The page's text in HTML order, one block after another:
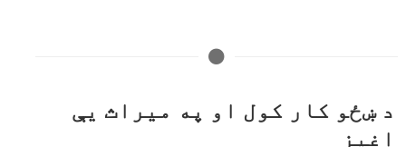
د ښځو کار کول او په میراث یې
اغیز